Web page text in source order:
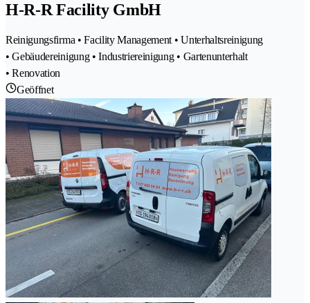
H-R-R Facility GmbH
Reinigungsfirma • Facility Management • Unterhaltsreinigung
• Gebäudereinigung • Industriereinigung • Gartenunterhalt
• Renovation
Geöffnet